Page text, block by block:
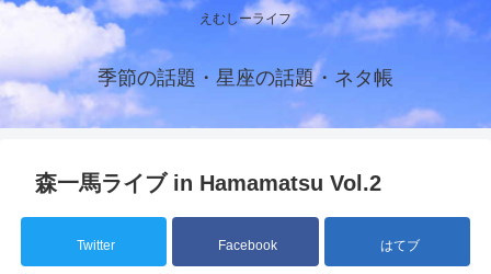
えむしーライフ
季節の話題・星座の話題・ネタ帳
森一馬ライブ in Hamamatsu Vol.2
Twitter Facebook はてブ